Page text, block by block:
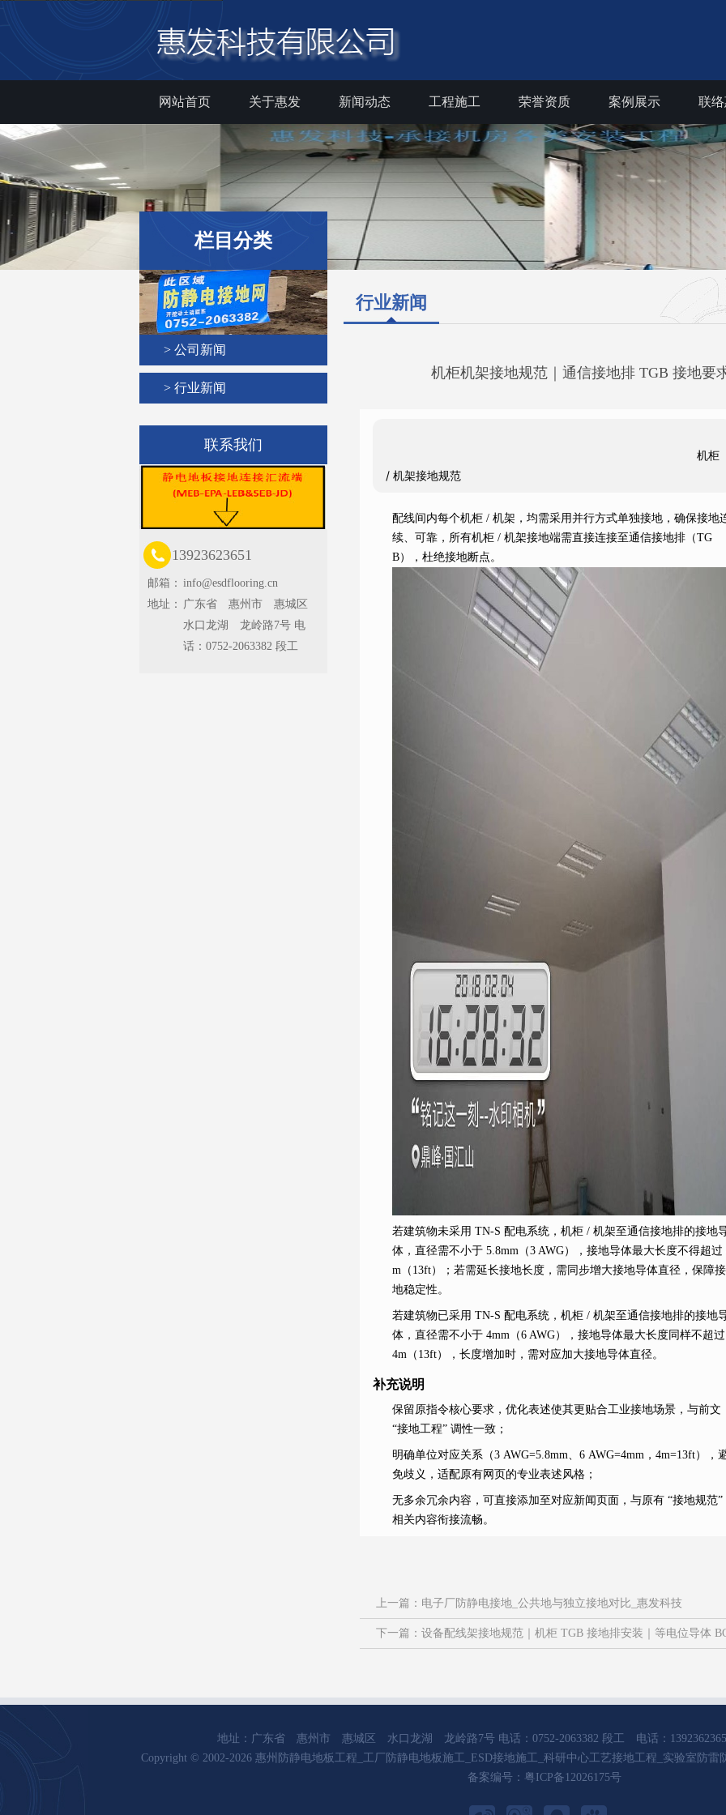
网站首页 关于惠发 新闻动态 工程施工 荣誉资质 案例展示 联
栏目分类
> 公司新闻
> 行业新闻
联系我们
13923623651
邮箱： info@esdflooring.cn
地址： 广东省 惠州市 惠城区
水口龙湖 龙岭路7号 电
话：0752-2063382 段工
行业新闻
机柜机架接地规范｜通信接地排 TGB 接地要
机柜
/ 机架接地规范
配线间内每个机柜 / 机架，均需采用并行方式单独接地，确保接地
续、可靠，所有机柜 / 机架接地端需直接连接至通信接地排（TG
B），杜绝接地断点。
若建筑物未采用 TN-S 配电系统，机柜 / 机架至通信接地排的接地
体，直径需不小于 5.8mm（3 AWG），接地导体最大长度不得超过
m（13ft）；若需延长接地长度，需同步增大接地导体直径，保障接
地稳定性。
若建筑物已采用 TN-S 配电系统，机柜 / 机架至通信接地排的接地
体，直径需不小于 4mm（6 AWG），接地导体最大长度同样不超过
4m（13ft），长度增加时，需对应加大接地导体直径。
补充说明
保留原指令核心要求，优化表述使其更贴合工业接地场景，与前文
“接地工程” 调性一致；
明确单位对应关系（3 AWG=5.8mm、6 AWG=4mm，4m=13ft），
免歧义，适配原有网页的专业表述风格；
无多余冗余内容，可直接添加至对应新闻页面，与原有 “接地规范”
相关内容衔接流畅。
上一篇： 电子厂防静电接地_公共地与独立接地对比_惠发科技
下一篇： 设备配线架接地规范｜机柜 TGB 接地排安装｜等电位导体
地址：广东省 惠州市 惠城区 水口龙湖 龙岭路7号 电话：0752-2063382 段工 电话：
Copyright © 2002-2026 惠州防静电地板工程_工厂防静电地板施工_ESD接地施工_科研中心工艺接地工程_实验室防
备案编号： 粤ICP备12026175号